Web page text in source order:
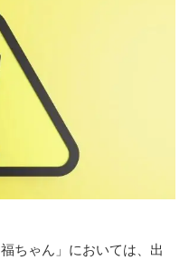
ちゃん」においては、出